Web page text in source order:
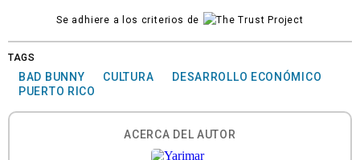
Se adhiere a los criterios de
TAGS
BAD BUNNY CULTURA
DESARROLLO ECONÓMICO
PUERTO RICO
ACERCA DEL AUTOR